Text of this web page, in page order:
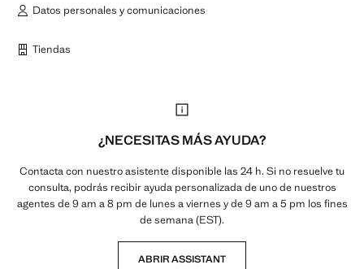
Datos personales y comunicaciones
Tiendas
¿NECESITAS MÁS AYUDA?
Contacta con nuestro asistente disponible las 24 h. Si no resuelve tu
consulta, podrás recibir ayuda personalizada de uno de nuestros
agentes de 9 am a 8 pm de lunes a viernes y de 9 am a 5 pm los fines
de semana (EST).
ABRIR ASSISTANT